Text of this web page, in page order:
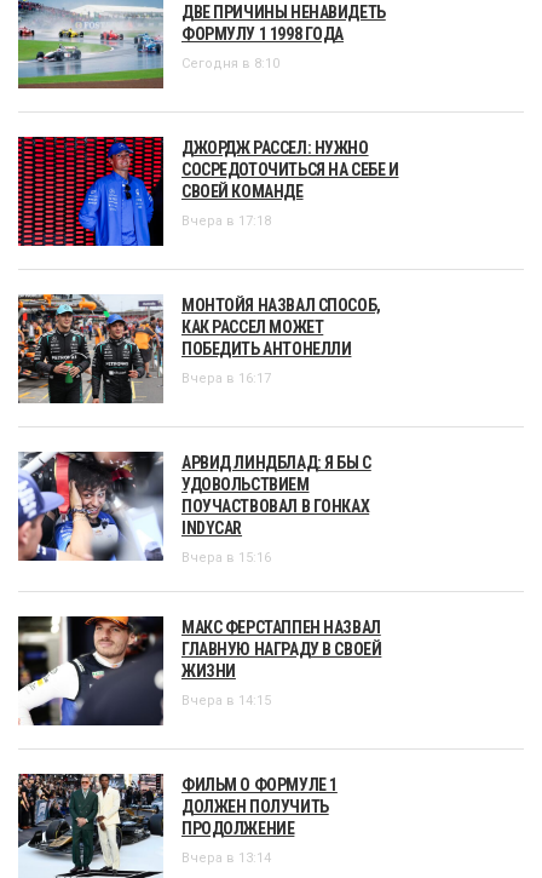
ДВЕ ПРИЧИНЫ НЕНАВИДЕТЬ
ФОРМУЛУ 1 1998 ГОДА
Сегодня в 8:10
ДЖОРДЖ РАССЕЛ: НУЖНО
СОСРЕДОТОЧИТЬСЯ НА СЕБЕ И
СВОЕЙ КОМАНДЕ
Вчера в 17:18
МОНТОЙЯ НАЗВАЛ СПОСОБ,
КАК РАССЕЛ МОЖЕТ
ПОБЕДИТЬ АНТОНЕЛЛИ
Вчера в 16:17
АРВИД ЛИНДБЛАД: Я БЫ С
УДОВОЛЬСТВИЕМ
ПОУЧАСТВОВАЛ В ГОНКАХ
INDYCAR
Вчера в 15:16
МАКС ФЕРСТАППЕН НАЗВАЛ
ГЛАВНУЮ НАГРАДУ В СВОЕЙ
ЖИЗНИ
Вчера в 14:15
ФИЛЬМ О ФОРМУЛЕ 1
ДОЛЖЕН ПОЛУЧИТЬ
ПРОДОЛЖЕНИЕ
Вчера в 13:14